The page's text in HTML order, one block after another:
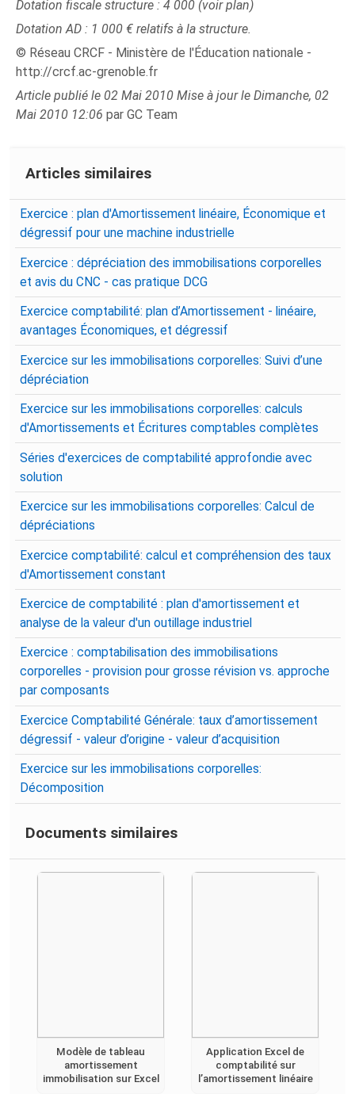
Dotation fiscale structure : 4 000 (voir plan)
Dotation AD : 1 000 € relatifs à la structure.
© Réseau CRCF - Ministère de l'Éducation nationale -
http://crcf.ac-grenoble.fr
Article publié le 02 Mai 2010 Mise à jour le Dimanche, 02
Mai 2010 12:06par GC Team
Articles similaires
Exercice : plan d'Amortissement linéaire, Économique et
dégressif pour une machine industrielle
Exercice : dépréciation des immobilisations corporelles
et avis du CNC - cas pratique DCG
Exercice comptabilité: plan d’Amortissement - linéaire,
avantages Économiques, et dégressif
Exercice sur les immobilisations corporelles: Suivi d’une
dépréciation
Exercice sur les immobilisations corporelles: calculs
d'Amortissements et Écritures comptables complètes
Séries d'exercices de comptabilité approfondie avec
solution
Exercice sur les immobilisations corporelles: Calcul de
dépréciations
Exercice comptabilité: calcul et compréhension des taux
d'Amortissement constant
Exercice de comptabilité : plan d'amortissement et
analyse de la valeur d'un outillage industriel
Exercice : comptabilisation des immobilisations
corporelles - provision pour grosse révision vs. approche
par composants
Exercice Comptabilité Générale: taux d’amortissement
dégressif - valeur d’origine - valeur d’acquisition
Exercice sur les immobilisations corporelles:
Décomposition
Documents similaires
Modèle de tableau
amortissement
immobilisation sur Excel
Application Excel de
comptabilité sur
l’amortissement linéaire